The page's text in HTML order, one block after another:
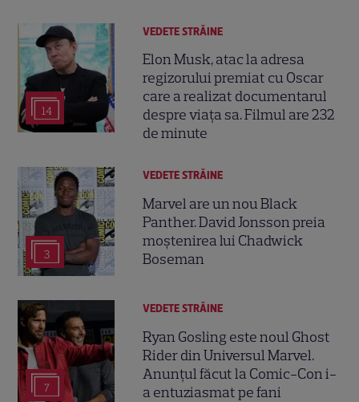
14
VEDETE STRĂINE
Elon Musk, atac la adresa
regizorului premiat cu Oscar
care a realizat documentarul
despre viața sa. Filmul are 232
de minute
3
VEDETE STRĂINE
Marvel are un nou Black
Panther. David Jonsson preia
moștenirea lui Chadwick
Boseman
7
VEDETE STRĂINE
Ryan Gosling este noul Ghost
Rider din Universul Marvel.
Anunțul făcut la Comic-Con i-
a entuziasmat pe fani